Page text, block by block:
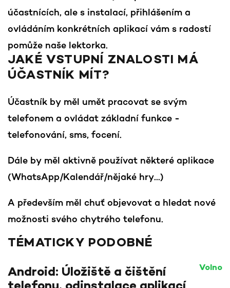
účastnících, ale s instalací, přihlášením a
ovládáním konkrétních aplikací vám s radostí
pomůže naše lektorka.
JAKÉ VSTUPNÍ ZNALOSTI MÁ
ÚČASTNÍK MÍT?
Účastník by měl umět pracovat se svým
telefonem a ovládat základní funkce -
telefonování, sms, focení.
Dále by měl aktivně používat některé aplikace
(WhatsApp/Kalendář/nějaké hry...)
A především měl chuť objevovat a hledat nové
možnosti svého chytrého telefonu.
TÉMATICKY PODOBNÉ
Android: Úložiště a čištění
Volno